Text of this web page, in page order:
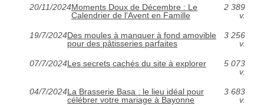
20/11/2024Moments Doux de Décembre : Le
Calendrier de l'Avent en Famille
2 389
v.
19/7/2024Des moules à manquer à fond amovible
pour des pâtisseries parfaites
3 256
v.
07/7/2024Les secrets cachés du site à explorer
5 073
v.
04/7/2024La Brasserie Basa : le lieu idéal pour
célébrer votre mariage à Bayonne
3 683
v.